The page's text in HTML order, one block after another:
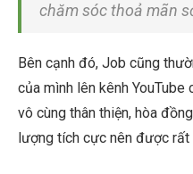
chăm sóc thoả mãn
Bên cạnh đó, Job cũng
của mình lên kênh YouTube
vô cùng thân thiện, hòa
lượng tích cực nên được rất